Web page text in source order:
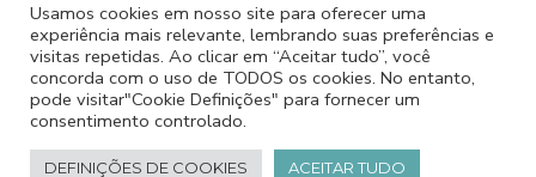
ECODEVAGOS@SCMVAGOS.EU
CONTACTE-NOS
Usamos cookies em nosso site para oferecer uma
experiência mais relevante, lembrando suas preferências e
visitas repetidas. Ao clicar em “Aceitar tudo”, você
concorda com o uso de TODOS os cookies. No entanto,
pode visitar"Cookie Definições" para fornecer um
consentimento controlado.
DEFINIÇÕES DE COOKIES ACEITAR TUDO